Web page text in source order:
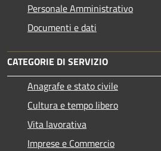
Personale Amministrativo
Documenti e dati
CATEGORIE DI SERVIZIO
Anagrafe e stato civile
Cultura e tempo libero
Vita lavorativa
Imprese e Commercio